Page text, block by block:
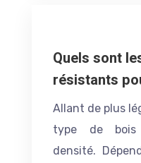
Quels sont
résistants
Allant de plus
type de bois
densité.